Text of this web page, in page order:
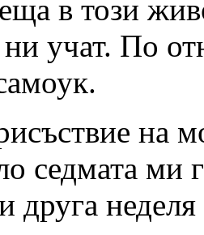
в този
ни учат. По
на
седмата ми
друга